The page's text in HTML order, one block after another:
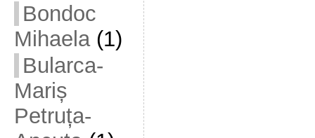
Bondoc
Mihaela(1)
Bularca-
Mariș
Petruța-